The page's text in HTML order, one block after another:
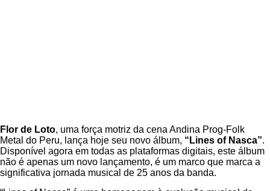
Flor de Loto, uma força motriz da cena Andina Prog-Folk
Metal do Peru, lança hoje seu novo álbum, “Lines of Nasca”.
Disponível agora em todas as plataformas digitais, este álbum
não é apenas um novo lançamento, é um marco que marca a
significativa jornada musical de 25 anos da banda.